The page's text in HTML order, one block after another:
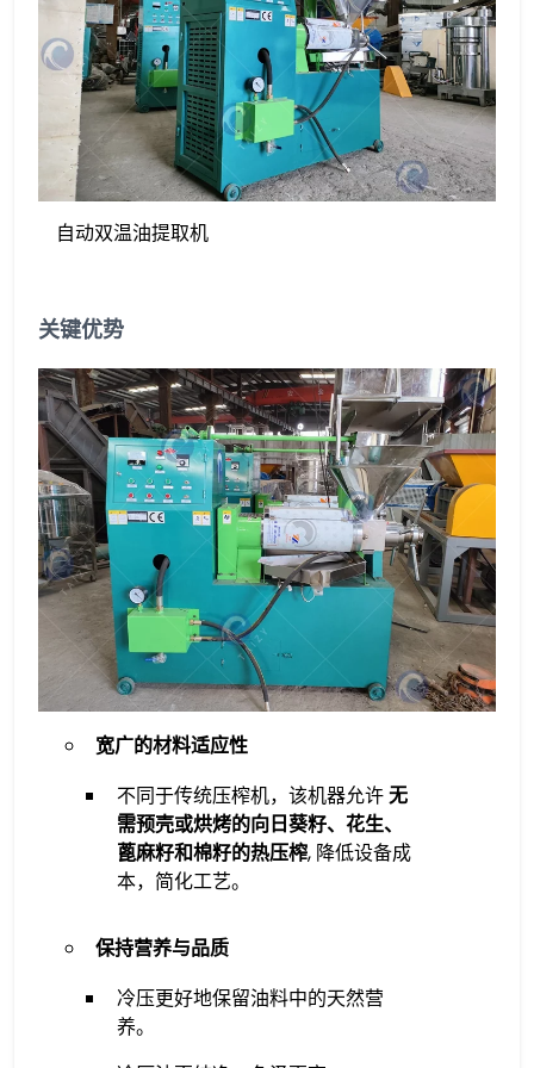
自动双温油提取机
关键优势​
​宽广的材料适应性
​不同于传统压榨机，该机器允许无
需预壳或烘烤的向日葵籽、花生、
蓖麻籽和棉籽的热压榨, 降低设备成
本，简化工艺。
​保持营养与品质
​冷压更好地保留油料中的天然营
养。